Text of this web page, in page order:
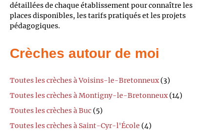
détaillées de chaque établissement pour connaître les
places disponibles, les tarifs pratiqués et les projets
pédagogiques.
Crèches autour de moi
Toutes les crèches à Voisins-le-Bretonneux(3)
Toutes les crèches à Montigny-le-Bretonneux(14)
Toutes les crèches à Buc (5)
Toutes les crèches à Saint-Cyr-l'École (4)